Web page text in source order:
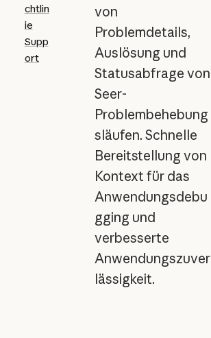
chtlin
ie
Supp
ort
von
Problemdetails,
Auslösung und
Statusabfrage von
Seer-
Problembehebung
släufen. Schnelle
Bereitstellung von
Kontext für das
Anwendungsdebu
gging und
verbesserte
Anwendungszuver
lässigkeit.